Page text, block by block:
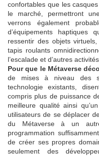
confortables que les
le marché, permettront
verrons également
d’équipements haptiques
ressentir des objets
tapis roulants
l’escalade et d’autres
Pour que le Métaverse
de mises à niveau des
technologie existants,
compris plus de puissance
meilleure qualité ainsi
utilisateurs de se déplacer
du Métaverse à un
programmation
de créer ses propres
seulement des